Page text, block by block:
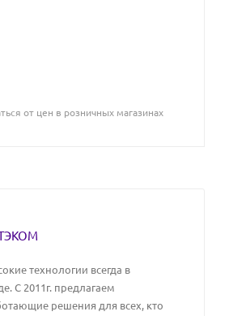
от цен в розничных магазинах
технологии всегда в
C 2011г. предлагаем
решения для всех, кто